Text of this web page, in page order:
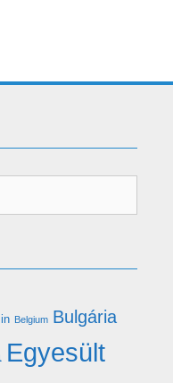
Belgium Bulgária
Egyesült